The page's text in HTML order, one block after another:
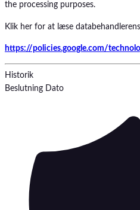
the processing purposes.
Klik her for at læse
https://policies.google.com/
Historik
Beslutning Dato